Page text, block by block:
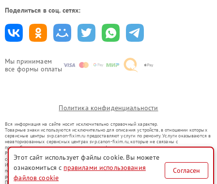
Мы принимаем
все формы оплаты
Поделиться в соц. сетях:
Политика конфиденциальности
Вся информация на сайте носит исключительно справочный характер.
Товарные знаки используются исключительно для описания устройств, в отношении которых
сервисные центры svp.canon-fixim.ru предоставляют услуги по ремонту. Услуги оказываются в
неавторизованных сервисных центрах svp.canon-fixim.ru, которые не связаны с
правообладателями товарных знаков или их официальными представителями.
Ремонт осуществляется для устройств, уже введенных в гражданский оборот в соответствии
со статьей 1487 ГК РФ.
Использование товарных знаков не преследует цели индивидуализации услуг или введения
потребителей в заблуждение, а служит для информирования о предоставляемых услугах по
ремонту техники указанных брендов.
Представленная на сайте информация не является публичной офертой, определяемой
Этот сайт использует файлы cookie. Вы можете
ознакомиться с правилами использования
файлов cookie
Согласен